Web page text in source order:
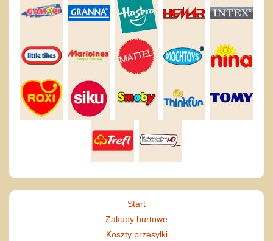
Start
Zakupy hurtowe
Koszty przesyłki